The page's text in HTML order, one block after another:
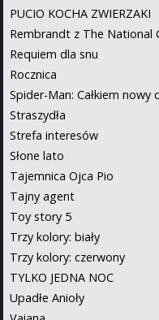
PUCIO KOCHA ZWIERZAKI
Rembrandt z The National
Requiem dla snu
Rocznica
Spider-Man: Całkiem nowy
Straszydła
Strefa interesów
Słone lato
Tajemnica Ojca Pio
Tajny agent
Toy story 5
Trzy kolory: biały
Trzy kolory: czerwony
TYLKO JEDNA NOC
Upadłe Anioły